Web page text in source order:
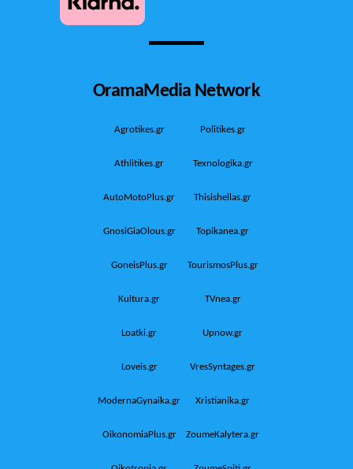
OramaMedia Network
Agrotikes.gr Politikes.gr
Athlitikes.gr Texnologika.gr
AutoMotoPlus.gr Thisishellas.gr
GnosiGiaOlous.gr Topikanea.gr
GoneisPlus.gr TourismosPlus.gr
Kultura.gr TVnea.gr
Loatki.gr Upnow.gr
Loveis.gr VresSyntages.gr
ModernaGynaika.gr Xristianika.gr
OikonomiaPlus.gr ZoumeKalytera.gr